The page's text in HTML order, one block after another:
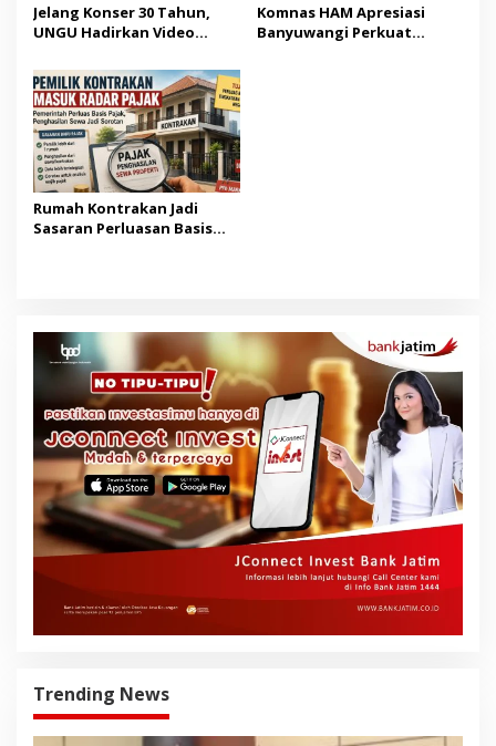
Jelang Konser 30 Tahun,
UNGU Hadirkan Video
Komnas HAM Apresiasi
Banyuwangi Perkuat
Rumah Kontrakan Jadi
Sasaran Perluasan Basis
Trending News